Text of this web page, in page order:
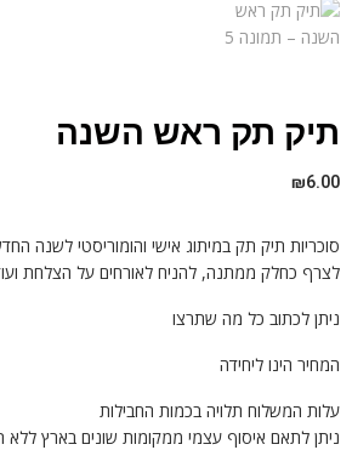
תיק תק ראש השנה
₪6.00
סוכריות תיק תק במיתוג אישי והומוריסטי לשנה
לצרף כחלק ממתנה, להניח לאורחים על הצלחת
ניתן לכתוב כל מה שתרצו
המחיר הינו ליחידה
עלות המשלוח תלויה בכמות החבילות
ניתן לתאם איסוף עצמי ממקומות שונים בארץ